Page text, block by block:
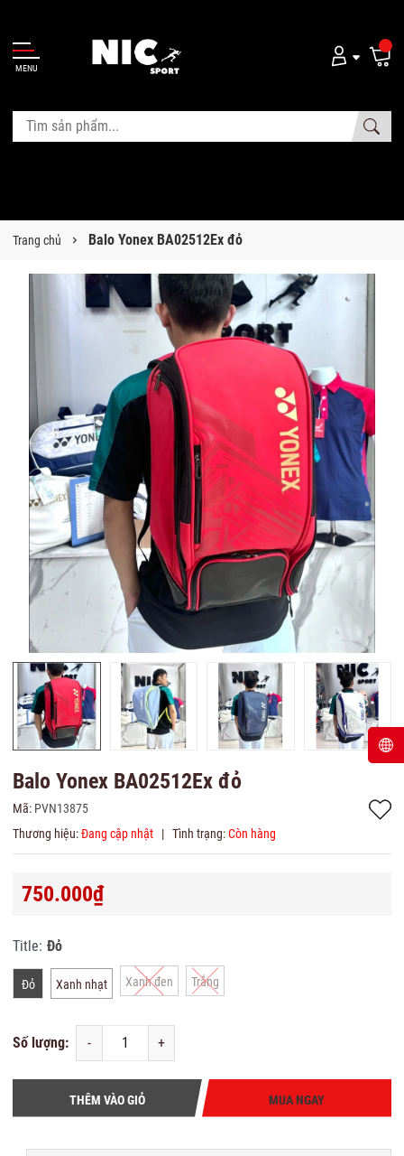
MENU
Trang chủ Balo Yonex BA02512Ex đỏ
Balo Yonex BA02512Ex đỏ
Mã: PVN13875
Thương hiệu:Đang cập nhật | Tình trạng:Còn hàng
750.000₫
Title: Đỏ
Đỏ Xanh nhạt Xanh đen Trắng
Số lượng: - +
THÊM VÀO GIỎ MUA NGAY